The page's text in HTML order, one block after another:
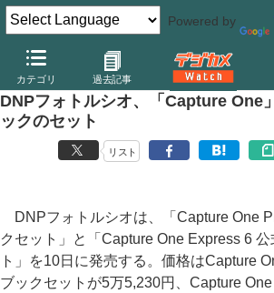
Powered by
カテゴリ 過去記事
デジカメ Watch PC/モバイル関連 アプリ/
DNPフォトルシオ、「Capture One
ックのセット
リスト
DNPフォトルシオは、「Capture One
クセット」と「Capture One Express 6
ト」を10日に発売する。価格はCapture
ブックセットが5万5,230円、Capture